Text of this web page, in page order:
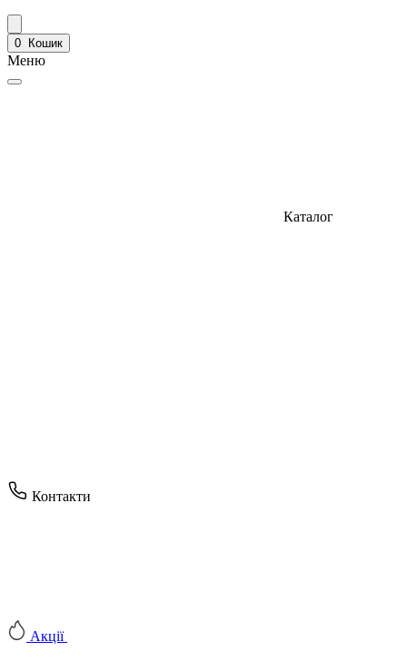
0 Кошик
Меню
Каталог
Контакти
Акції